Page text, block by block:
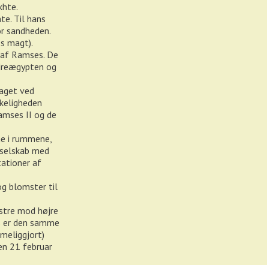
Til hans
sandheden.
magt).
Ramses. De
og
ved
II og de
i rummene,
med
af
blomster til
mod højre
den samme
21 februar